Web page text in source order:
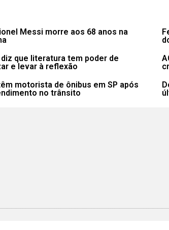
Messi morre aos 68 anos na
que literatura tem poder de
e levar à reflexão
motorista de ônibus em SP após
no trânsito